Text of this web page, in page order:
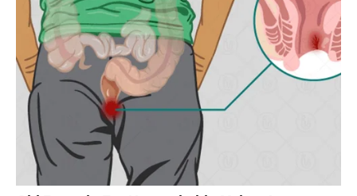
Kada voda počne da se zagrijava, dodaje se jedna kašičica
kima — može biti u zrnu ili mljeveni.
Pasulj zatim treba kuvati na umjerenoj vatri, jer prejaka
temperatura može dovesti do toga da zrno očvrsne spolja prije
nego što omekša iznutra.